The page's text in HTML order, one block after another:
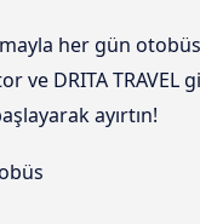
her gün
ve DRITA
ayırtın!